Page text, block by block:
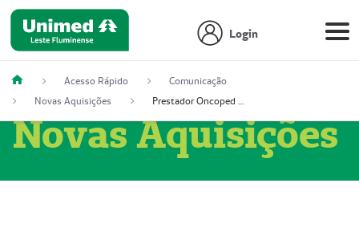
Login
Acesso Rápido
Comunicação
Novas Aquisições
Prestador Oncoped Serviços Médicos (51004335-0)
Novas Aquisições